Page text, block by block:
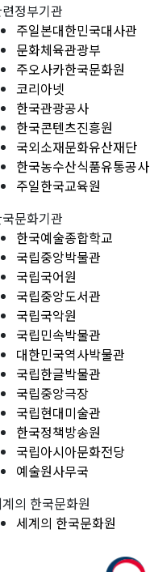
정부기관
주일본대한민국대사관
문화체육관광부
주오사카한국문화원
코리아넷
한국관광공사
한국콘텐츠진흥원
국외소재문화유산재단
한국농수산식품유통공사
주일한국교육원
문화기관
한국예술종합학교
국립중앙박물관
국립국어원
국립중앙도서관
국립국악원
국립민속박물관
대한민국역사박물관
국립한글박물관
국립중앙극장
국립현대미술관
한국정책방송원
국립아시아문화전당
예술원사무국
의 한국문화원
세계의 한국문화원